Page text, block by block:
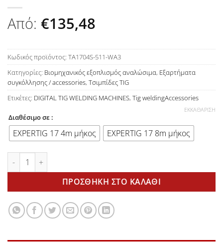
Από: €135,48
Κωδικός προϊόντος: TA1704S-511-WA3
Κατηγορίες: Βιομηχανικός εξοπλισμός αναλώσιμα, Εξαρτήματα
συγκόλλησης / accessories, Τσιμπίδες TIG
Ετικέτες: DIGITAL TIG WELDING MACHINES, Tig weldingAccessories
Διαθέσιμο σε :
EXPERTIG 17 4m μήκος EXPERTIG 17 8m μήκος
ΕΚΚΑΘΆΡΙΣΗ
Τσιμπίδα TIG EXPERTIG 17 Trafimet ποσότητα
ΠΡΟΣΘΉΚΗ ΣΤΟ ΚΑΛΆΘΙ